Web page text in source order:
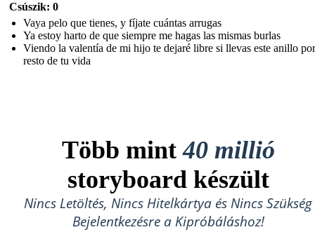
Csúszik: 0
Vaya pelo que tienes, y fíjate cuántas arrugas
Ya estoy harto de que siempre me hagas las mismas burlas
Viendo la valentía de mi hijo te dejaré libre si llevas este anillo
resto de tu vida
Több mint40 millió
storyboard készült
Nincs Letöltés, Nincs Hitelkártya és Nincs Szükség
Bejelentkezésre a Kipróbáláshoz!